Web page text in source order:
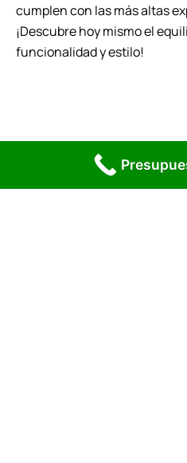
cumplen con las más altas
¡Descubre hoy mismo el
funcionalidad y estilo!